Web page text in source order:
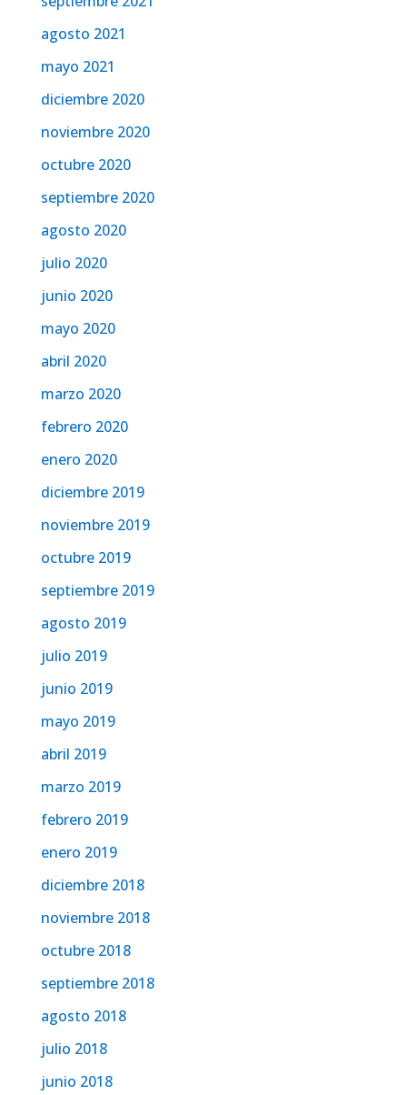
agosto 2021
mayo 2021
diciembre 2020
noviembre 2020
octubre 2020
septiembre 2020
agosto 2020
julio 2020
junio 2020
mayo 2020
abril 2020
marzo 2020
febrero 2020
enero 2020
diciembre 2019
noviembre 2019
octubre 2019
septiembre 2019
agosto 2019
julio 2019
junio 2019
mayo 2019
abril 2019
marzo 2019
febrero 2019
enero 2019
diciembre 2018
noviembre 2018
octubre 2018
septiembre 2018
agosto 2018
julio 2018
junio 2018